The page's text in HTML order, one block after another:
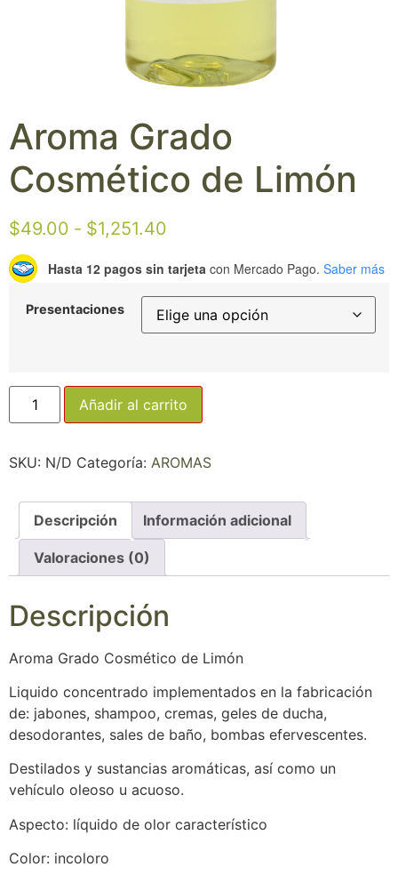
Aroma Grado
Cosmético de Limón
$49.00 - $1,251.40
Hasta 12 pagos sin tarjeta con Mercado Pago. Saber más
Presentaciones
Añadir al carrito
SKU: N/D Categoría: AROMAS
Descripción Información adicional
Valoraciones (0)
Descripción
Aroma Grado Cosmético de Limón
Liquido concentrado implementados en la fabricación
de: jabones, shampoo, cremas, geles de ducha,
desodorantes, sales de baño, bombas efervescentes.
Destilados y sustancias aromáticas, así como un
vehículo oleoso u acuoso.
Aspecto: líquido de olor característico
Color: incoloro